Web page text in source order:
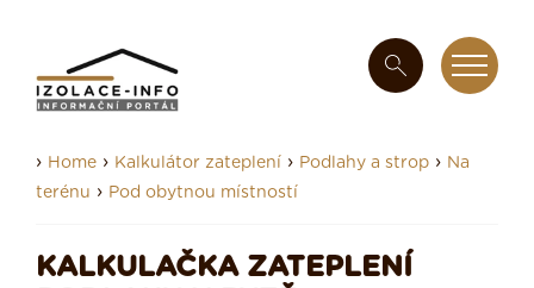
› Home › Kalkulátor zateplení › Podlahy a strop › Na
terénu › Pod obytnou místností
KALKULAČKA ZATEPLENÍ